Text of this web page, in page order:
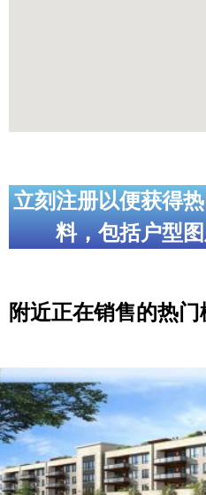
立刻注册以便获得
料，包括户型
附近正在销售的热门